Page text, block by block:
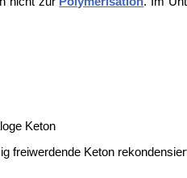
Keton
freiwerdende Keton